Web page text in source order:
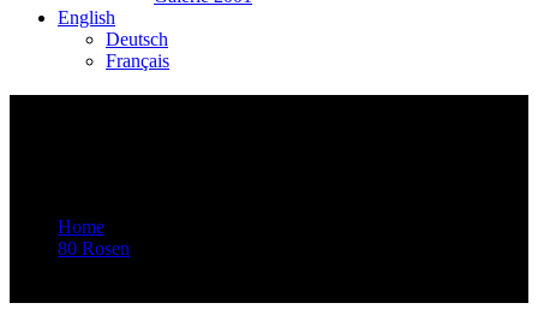
English
Deutsch
Français
Home
80 Rosen